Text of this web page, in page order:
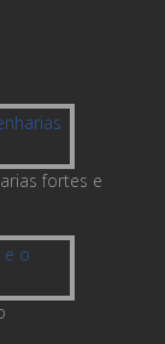
fortes e